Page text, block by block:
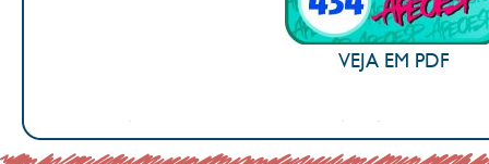
VEJA EM PDF